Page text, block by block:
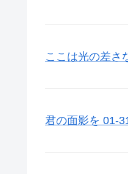
ここは光の差さ
君の面影を 01-